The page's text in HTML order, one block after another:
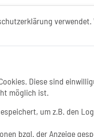
verwendet.
Diese sind
möglich ist.
um z.B. den
bzgl. der Anzeige